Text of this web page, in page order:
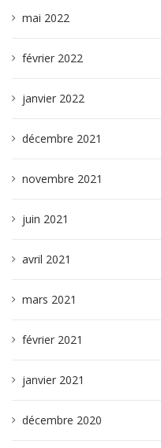
mai 2022
février 2022
janvier 2022
décembre 2021
novembre 2021
juin 2021
avril 2021
mars 2021
février 2021
janvier 2021
décembre 2020